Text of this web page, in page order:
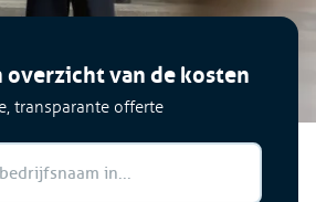
overzicht van de kosten
transparante offerte